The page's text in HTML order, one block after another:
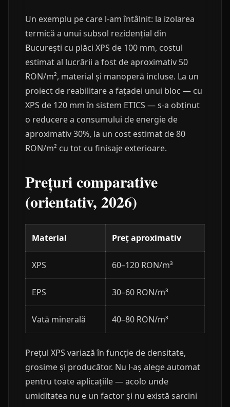
Un exemplu pe care l-am întâlnit: la izolarea
termică a unui subsol rezidențial din
București cu plăci XPS de 100 mm, costul
estimat al lucrării a fost de aproximativ 50
RON/m², material și manoperă incluse. La un
proiect de reabilitare a fațadei unui bloc — cu
XPS de 120 mm în sistem ETICS — s-a obținut
o reducere a consumului de energie de
aproximativ 30%, la un cost estimat de 80
RON/m² cu tot cu finisaje exterioare.
Prețuri comparative
(orientativ, 2026)
Material Preț aproximativ
XPS 60–120 RON/m³
EPS 30–60 RON/m³
Vată minerală 40–80 RON/m³
Prețul XPS variază în funcție de densitate,
grosime și producător. Nu l-aș alege automat
pentru toate aplicațiile — acolo unde
umiditatea nu e un factor și nu există sarcini